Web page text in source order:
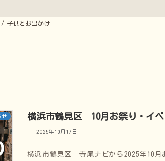
子供とお出かけ
せ 横浜市鶴見区 10月お祭り・イベ
2025年10月17日
横浜市鶴見区 寺尾ナビから2025年10月